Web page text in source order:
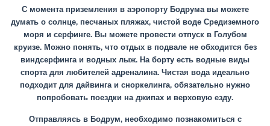
С момента приземления в аэропорту Бодрума вы можете
думать о солнце, песчаных пляжах, чистой воде Средиземного
моря и серфинге. Вы можете провести отпуск в Голубом
круизе. Можно понять, что отдых в подвале не обходится без
виндсерфинга и водных лыж. На борту есть водные виды
спорта для любителей адреналина. Чистая вода идеально
подходит для дайвинга и сноркелинга, обязательно нужно
попробовать поездки на джипах и верховую езду.
Отправляясь в Бодрум, необходимо познакомиться с